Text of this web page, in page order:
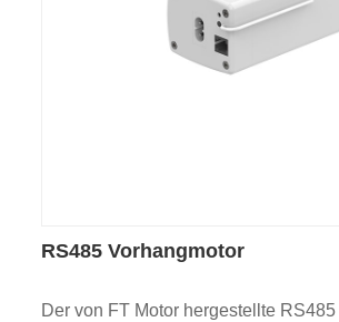
RS485 Vorhangmotor
Der von FT Motor hergestellte